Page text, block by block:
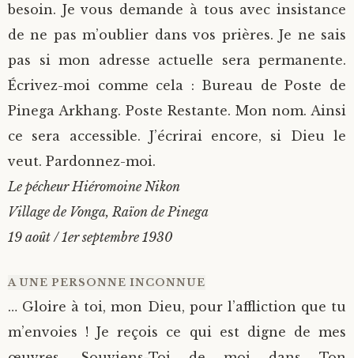
besoin. Je vous demande à tous avec insistance
de ne pas m’oublier dans vos prières. Je ne sais
pas si mon adresse actuelle sera permanente.
Écrivez-moi comme cela : Bureau de Poste de
Pinega Arkhang. Poste Restante. Mon nom. Ainsi
ce sera accessible. J’écrirai encore, si Dieu le
veut. Pardonnez-moi.
Le pécheur Hiéromoine Nikon
Village de Vonga, Raïon de Pinega
19 août / 1er septembre 1930
A UNE PERSONNE INCONNUE
… Gloire à toi, mon Dieu, pour l’affliction que tu
m’envoies ! Je reçois ce qui est digne de mes